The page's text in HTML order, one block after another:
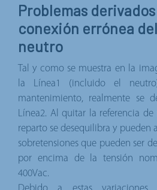
Problemas
conexión errónea
neutro
Tal y como se muestra en la
la Línea1 (incluido el
mantenimiento, realmente se
Línea2. Al quitar la referencia
reparto se desequilibra y pueden
sobretensiones que pueden ser
por encima de la tensión
400Vac.